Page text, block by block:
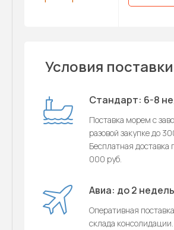
Условия поставки
Стандарт: 6-8
Поставка морем с
разовой закупке до
Бесплатная доставка
000 руб.
Авиа: до 2 недель
Оперативная
склада